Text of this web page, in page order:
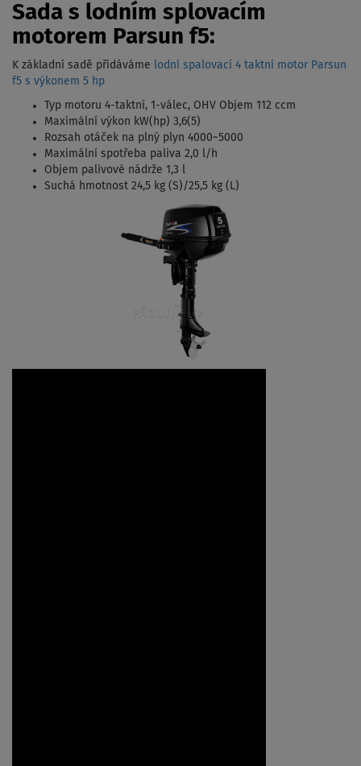
Sada s lodním splovacím
motorem Parsun f5:
K základní sadě přidáváme lodní spalovací 4 taktní motor Parsun
f5 s výkonem 5 hp
Typ motoru 4-taktní, 1-válec, OHV Objem 112 ccm
Maximální výkon kW(hp) 3,6(5)
Rozsah otáček na plný plyn 4000~5000
Maximální spotřeba paliva 2,0 l/h
Objem palivové nádrže 1,3 l
Suchá hmotnost 24,5 kg (S)/25,5 kg (L)